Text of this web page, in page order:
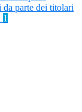
parte dei titolari
1